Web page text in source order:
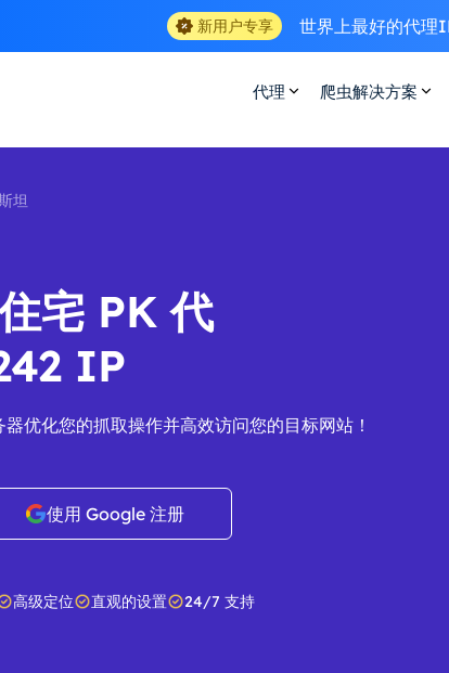
新用户专享 世界上最好的代理
代理 爬虫解决方案
坦
宅 PK 代
IP
优化您的抓取操作并高效访问您的目标网站！
使用 Google 注册
高级定位 直观的设置 24/7 支持